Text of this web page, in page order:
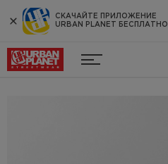
СКАЧАЙТЕ ПРИЛОЖЕНИЕ
URBAN PLANET БЕСПЛАТНО